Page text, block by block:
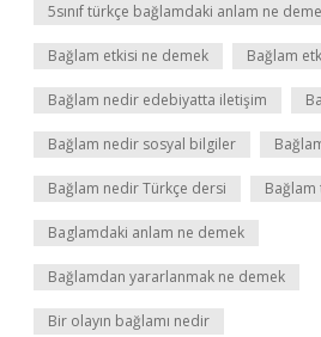
5sınıf türkçe bağlamdaki anlam ne
Bağlam etkisi ne demek Bağlam
Bağlam nedir edebiyatta iletişim
Bağlam nedir sosyal bilgiler
Bağlam nedir Türkçe dersi
Baglamdaki anlam ne demek
Bağlamdan yararlanmak ne demek
Bir olayın bağlamı nedir